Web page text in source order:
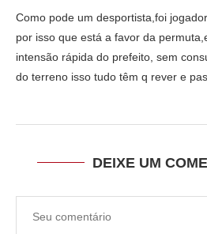
Como pode um desportista,foi
por isso que está a favor da
intensão rápida do prefeito, sem
do terreno isso tudo têm q rever e
DEIXE UM